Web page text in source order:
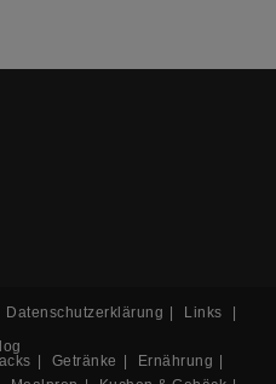
Datenschutzerklärung
Links
Getränke
Ernährung